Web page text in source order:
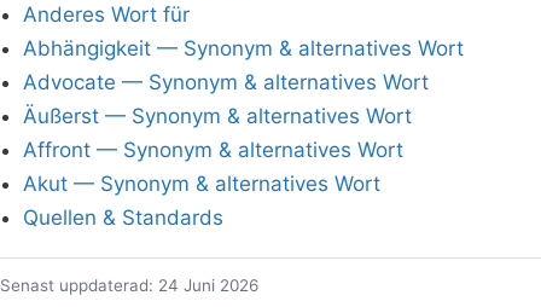
Anderes Wort für
Abhängigkeit — Synonym & alternatives Wort
Advocate — Synonym & alternatives Wort
Äußerst — Synonym & alternatives Wort
Affront — Synonym & alternatives Wort
Akut — Synonym & alternatives Wort
Quellen & Standards
Senast uppdaterad: 24 Juni 2026